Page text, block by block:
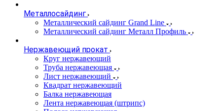
Металлосайдинг
Металлический сайдинг Grand Line
Металлический сайдинг Металл Профиль
Нержавеющий прокат
Круг нержавеющий
Труба нержавеющая
Лист нержавеющий
Квадрат нержавеющий
Балка нержавеющая
Лента нержавеющая (штрипс)